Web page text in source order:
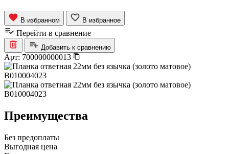
В избранном В избранное
Перейти в сравнение
Добавить к сравнению
Арт: 700000000013
Преимущества
Без предоплаты
Выгодная цена